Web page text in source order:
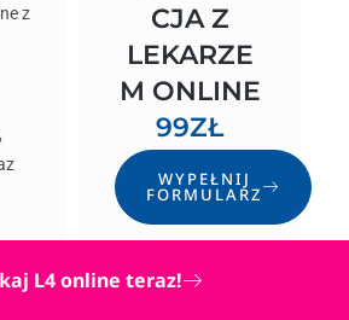
z
CJA Z
LEKARZE
M ONLINE
99ZŁ
WYPEŁNIJ
FORMULARZ
L4 online teraz!